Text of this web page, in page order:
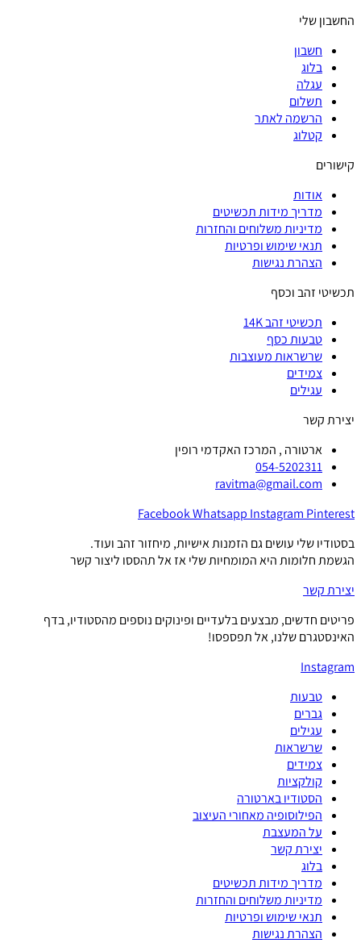
החשבון שלי
חשבון
בלוג
עגלה
תשלום
הרשמה לאתר
קטלוג
קישורים
אודות
מדריך מידות תכשיטים
מדיניות משלוחים והחזרות
תנאי שימוש ופרטיות
הצהרת נגישות
תכשיטי זהב וכסף
תכשיטי זהב 14K
טבעות כסף
שרשראות מעוצבות
צמידים
עגילים
יצירת קשר
ארטורה , המרכז האקדמי רופין
054-5202311
ravitma@gmail.com
FacebookWhatsapp Instagram Pinterest
בסטודיו שלי עושים גם הזמנות אישיות, מיחזור זהב ועוד.
הגשמת חלומות היא המומחיות שלי אז אל תהססו ליצור קשר
יצירת קשר
פריטים חדשים, מבצעים בלעדיים ופינוקים נוספים מהסטודיו, בדף
האינסטגרם שלנו, אל תפספסו!
Instagram
טבעות
גברים
עגילים
שרשראות
צמידים
קולקציות
הסטודיו בארטורה
הפילוסופיה מאחורי העיצוב
על המעצבת
יצירת קשר
בלוג
מדריך מידות תכשיטים
מדיניות משלוחים והחזרות
תנאי שימוש ופרטיות
הצהרת נגישות